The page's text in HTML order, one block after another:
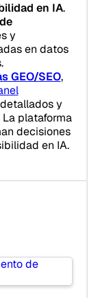
en IA.
y
en datos
GEO/SEO,
y
plataforma
decisiones
en IA.